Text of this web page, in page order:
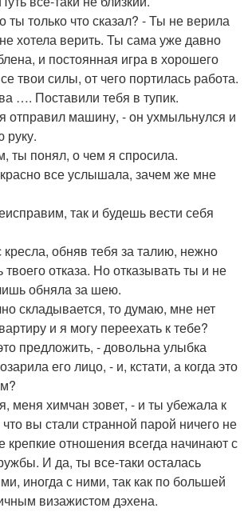
ты только что сказал? - Ты не верила
хотела верить. Ты сама уже давно
и постоянная игра в хорошего
твои силы, от чего портилась работа.
…. Поставили тебя в тупик.
отправил машину, - он ухмыльнулся и
руку.
ты понял, о чем я спросила.
все услышала, зачем же мне
так и будешь вести себя
кресла, обняв тебя за талию, нежно
отказа. Но отказывать ты и не
обняла за шею.
складывается, то думаю, мне нет
и я могу переехать к тебе?
предложить, - довольна улыбка
его лицо, - и, кстати, а когда это
меня химчан зовет, - и ты убежала к
вы стали странной парой ничего не
крепкие отношения всегда начинают с
И да, ты все-таки осталась
иногда с ними, так как по большей
визажистом дэхена.